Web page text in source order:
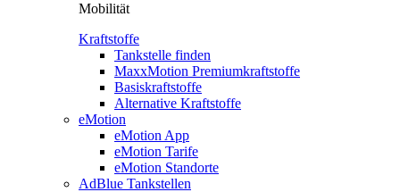
Mobilität
Kraftstoffe
Tankstelle finden
MaxxMotion Premiumkraftstoffe
Basiskraftstoffe
Alternative Kraftstoffe
eMotion
eMotion App
eMotion Tarife
eMotion Standorte
AdBlue Tankstellen